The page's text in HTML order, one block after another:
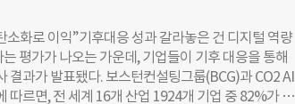
화로 이익”기후대응 성과 갈라놓은 건 디지털 역량
평가가 나오는 가운데, 기업들이 기후 대응을 통해
결과가 발표됐다. 보스턴컨설팅그룹(BCG)과 CO2 AI
따르면, 전 세계 16개 산업 1924개 기업 중 82%가 탈